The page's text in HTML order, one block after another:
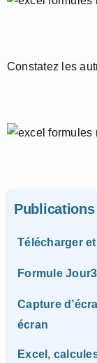
Constatez les
Télécharger
Formule
Capture
écran
Excel,